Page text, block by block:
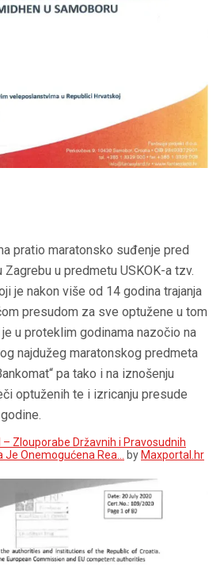
pratio maratonsko suđenje pred
u predmetu USKOK-a tzv.
je nakon više od 14 godina trajanja
presudom za sve optužene u tom
u proteklim godinama nazočio na
najdužeg maratonskog predmeta
pa tako i na iznošenju
optuženih te i izricanju presude
Zlouporabe Državnih i Pravosudnih
Je Onemogućena Rea… by Maxportal.hr